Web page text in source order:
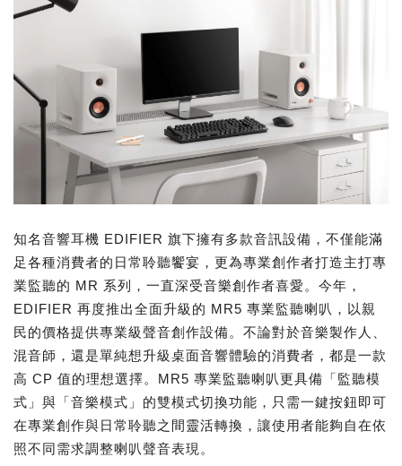
知名音響耳機 EDIFIER 旗下擁有多款音訊設備，不僅能滿
足各種消費者的日常聆聽饗宴，更為專業創作者打造主打專
業監聽的 MR 系列，一直深受音樂創作者喜愛。今年，
EDIFIER 再度推出全面升級的 MR5 專業監聽喇叭，以親
民的價格提供專業級聲音創作設備。不論對於音樂製作人、
混音師，還是單純想升級桌面音響體驗的消費者，都是一款
高 CP 值的理想選擇。MR5 專業監聽喇叭更具備「監聽模
式」與「音樂模式」的雙模式切換功能，只需一鍵按鈕即可
在專業創作與日常聆聽之間靈活轉換，讓使用者能夠自在依
照不同需求調整喇叭聲音表現。